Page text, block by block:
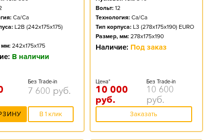
Ca/Ca
L2B (242x175x175)
мм: 242x175x175
В наличии
Без Trade-in
7 600 руб.
В 1 клик
Вольт: 12
Технология: Ca/Ca
Тип корпуса: L3 (278x175x190) EURO
Размер, мм: 278x175x190
Наличие: Под заказ
Цена*
10 000
руб.
Без Trade-in
10 600
руб.
Заказать